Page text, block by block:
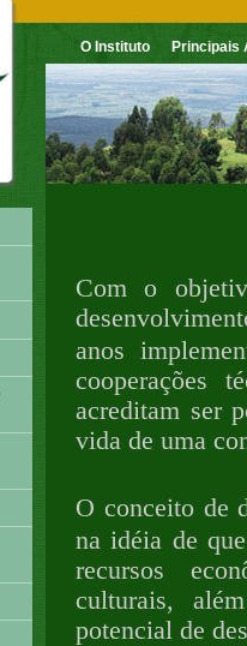
O Instituto Principais
Com o
anos
cooperações
acreditam ser
vida de uma
O conceito de
na idéia de
recursos
culturais,
potencial de